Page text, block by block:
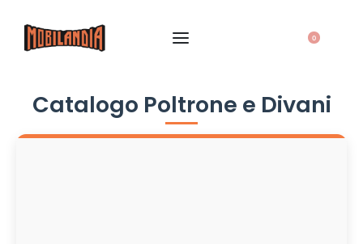
0
Catalogo Poltrone e Divani